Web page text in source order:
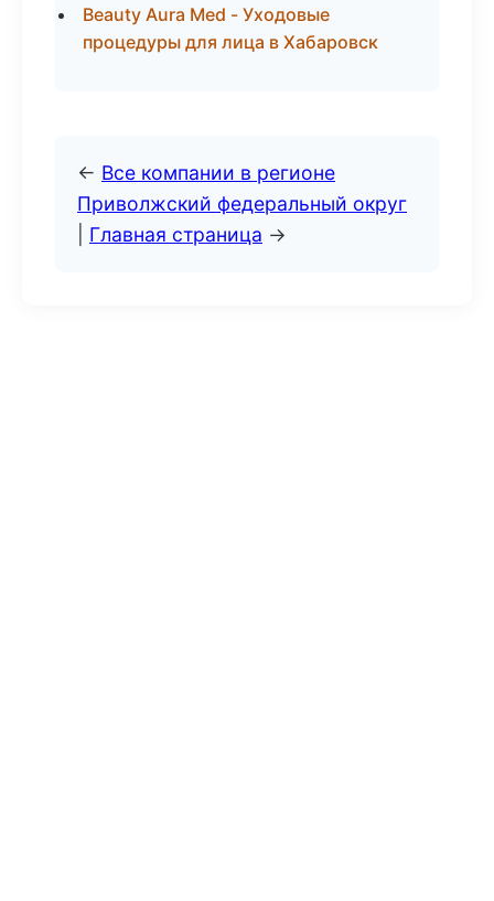
Beauty Aura Med - Уходовые
процедуры для лица в Хабаровск
← Все компании в регионе
Приволжский федеральный округ
Главная страница →